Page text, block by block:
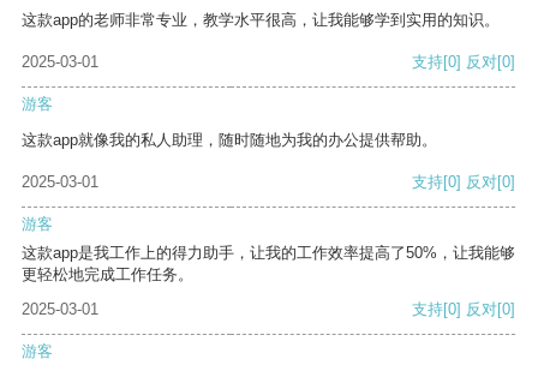
这款app的老师非常专业，教学水平很高，让我能够学到实用的知识。
2025-03-01 支持[0] 反对[0]
游客
这款app就像我的私人助理，随时随地为我的办公提供帮助。
2025-03-01 支持[0] 反对[0]
游客
这款app是我工作上的得力助手，让我的工作效率提高了50%，让我能够
更轻松地完成工作任务。
2025-03-01
支持[0] 反对[0]
游客